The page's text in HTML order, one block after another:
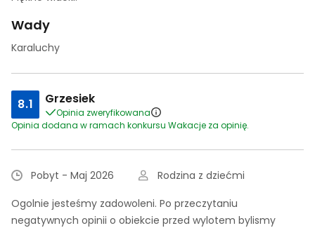
Wady
Karaluchy
8.1 Grzesiek
Opinia zweryfikowana
Opinia dodana w ramach konkursu Wakacje za opinię.
Pobyt - Maj 2026
Rodzina z dziećmi
Ogolnie jesteśmy zadowoleni. Po przeczytaniu
negatywnych opinii o obiekcie przed wylotem bylismy